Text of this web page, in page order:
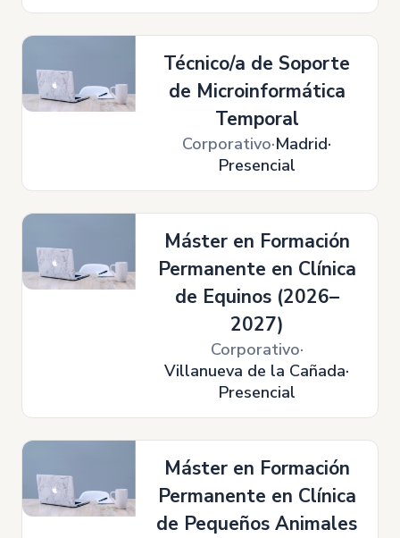
Técnico/a de Soporte
de Microinformática
Temporal
Corporativo Madrid
Presencial
Máster en Formación
Permanente en Clínica
de Equinos (2026–
2027)
Corporativo
Villanueva de la Cañada
Presencial
Máster en Formación
Permanente en Clínica
de Pequeños Animales